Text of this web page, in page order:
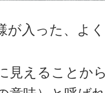
が入った、よ
見えることか